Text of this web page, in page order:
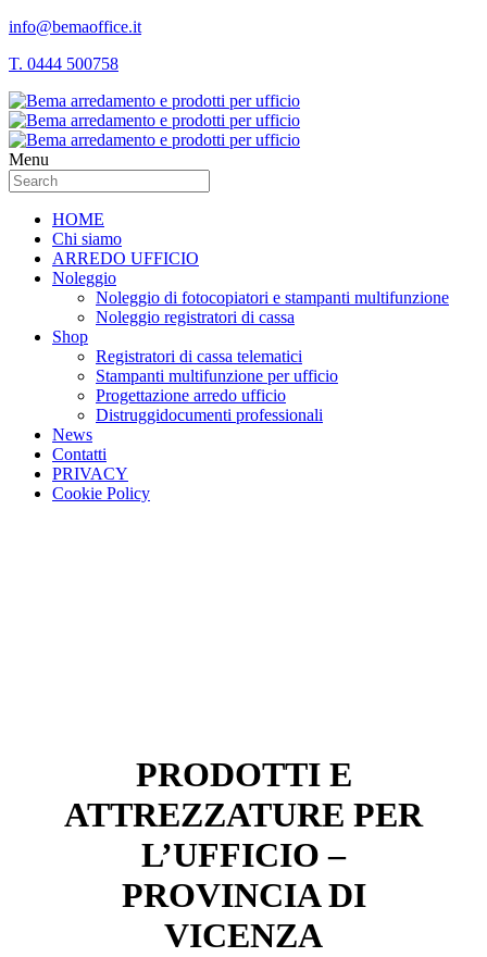
info@bemaoffice.it
T. 0444 500758
Menu
HOME
Chi siamo
ARREDO UFFICIO
Noleggio
Noleggio di fotocopiatori e stampanti multifunzione
Noleggio registratori di cassa
Shop
Registratori di cassa telematici
Stampanti multifunzione per ufficio
Progettazione arredo ufficio
Distruggidocumenti professionali
News
Contatti
PRIVACY
Cookie Policy
PRODOTTI E
ATTREZZATURE PER
L’UFFICIO –
PROVINCIA DI
VICENZA